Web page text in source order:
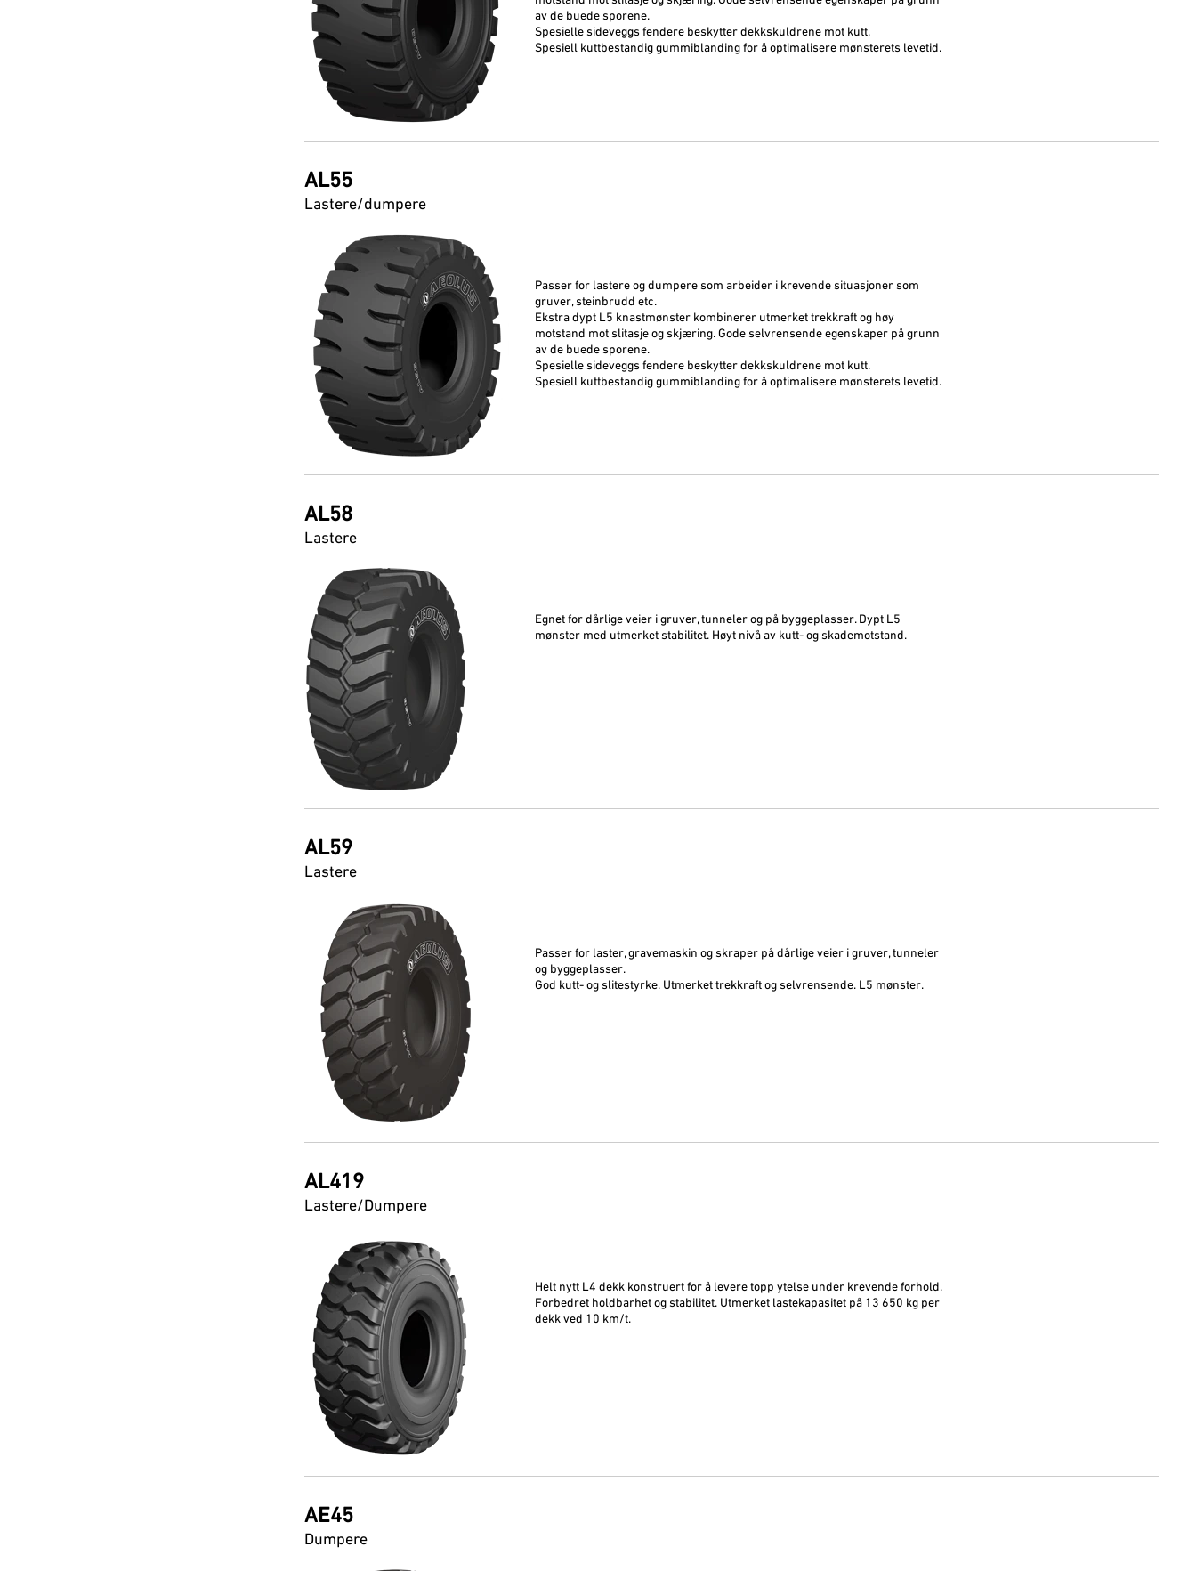
av de buede sporene.
Spesielle sideveggs fendere beskytter dekkskuldrene mot kutt.
Spesiell kuttbestandig gummiblanding for å optimalisere mønsterets levetid.
AL55
Lastere/dumpere
Passer for lastere og dumpere som arbeider i krevende situasjoner som
gruver, steinbrudd etc.
Ekstra dypt L5 knastmønster kombinerer utmerket trekkraft og høy
motstand mot slitasje og skjæring. Gode selvrensende egenskaper på grunn
av de buede sporene.
Spesielle sideveggs fendere beskytter dekkskuldrene mot kutt.
Spesiell kuttbestandig gummiblanding for å optimalisere mønsterets levetid.
AL58
Lastere
Egnet for dårlige veier i gruver, tunneler og på byggeplasser. Dypt L5
mønster med utmerket stabilitet. Høyt nivå av kutt- og skademotstand.
AL59
Lastere
Passer for laster, gravemaskin og skraper på dårlige veier i gruver, tunneler
og byggeplasser.
God kutt- og slitestyrke. Utmerket trekkraft og selvrensende. L5 mønster.
AL419
Lastere/Dumpere
Helt nytt L4 dekk konstruert for å levere topp ytelse under krevende forhold.
Forbedret holdbarhet og stabilitet. Utmerket lastekapasitet på 13 650 kg per
dekk ved 10 km/t.
AE45
Dumpere